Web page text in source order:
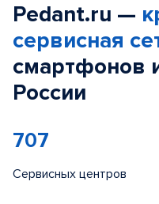
Pedant.ru —
сервисная
смартфонов
России
707
Сервисных центров